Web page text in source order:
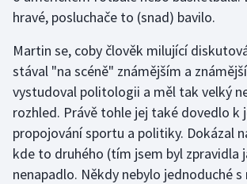
hravé, posluchače to (snad) bavilo.
Martin se, coby člověk milující
stával "na scéně" známějším a
vystudoval politologii a měl tak velký
rozhled. Právě tohle jej také dovedlo k
propojování sportu a politiky. Dokázal
kde to druhého (tím jsem byl zpravidla
nenapadlo. Někdy nebylo jednoduché